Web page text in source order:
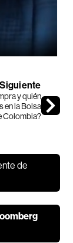
Siguiente
y quién
en la Bolsa
Colombia?
de